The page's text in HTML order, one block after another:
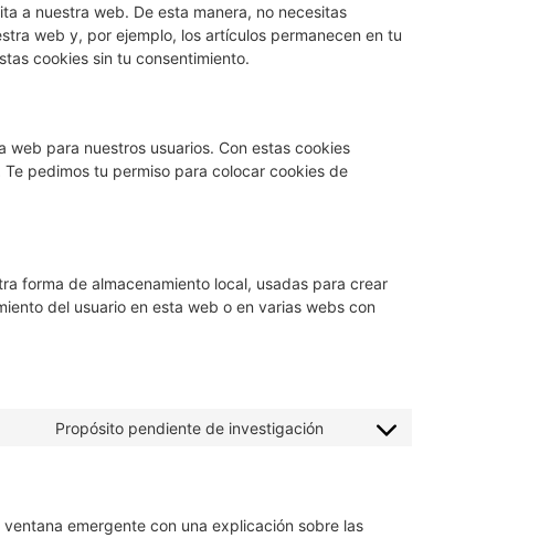
a nuestra web. De esta manera, no necesitas
web y, por ejemplo, los artículos permanecen en tu
cookies sin tu consentimiento.
para nuestros usuarios. Con estas cookies
pedimos tu permiso para colocar cookies de
forma de almacenamiento local, usadas para crear
del usuario en esta web o en varias webs con
Propósito pendiente de investigación
emergente con una explicación sobre las